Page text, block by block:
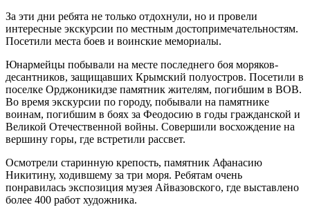
За эти дни ребята не только отдохнули, но и провели
интересные экскурсии по местным достопримечательностям.
Посетили места боев и воинские мемориалы.
Юнармейцы побывали на месте последнего боя моряков-
десантников, защищавших Крымский полуостров. Посетили в
поселке Орджоникидзе памятник жителям, погибшим в ВОВ.
Во время экскурсии по городу, побывали на памятнике
воинам, погибшим в боях за Феодосию в годы гражданской и
Великой Отечественной войны. Совершили восхождение на
вершину горы, где встретили рассвет.
Осмотрели старинную крепость, памятник Афанасию
Никитину, ходившему за три моря. Ребятам очень
понравилась экспозиция музея Айвазовского, где выставлено
более 400 работ художника.